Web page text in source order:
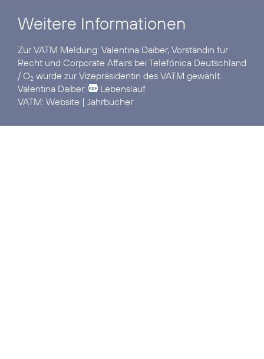
Weitere Informationen
Zur VATM Meldung: Valentina Daiber, Vorständin für
Recht und Corporate Affairs bei Telefónica Deutschland
/ O2 wurde zur Vizepräsidentin des VATM gewählt.
Valentina Daiber:
Lebenslauf
VATM: Website | Jahrbücher